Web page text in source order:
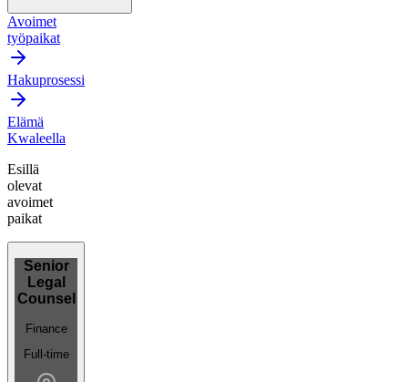
Avoimet
työpaikat
Hakuprosessi
Elämä
Kwaleella
Esillä
olevat
avoimet
paikat
Senior
Legal
Counsel
Finance
Full-time